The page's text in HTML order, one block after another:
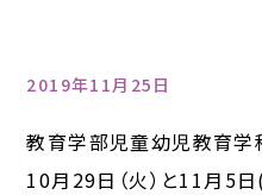
2019年11月25日
教育学部児童幼児教育学
10月29日（火）と11月5